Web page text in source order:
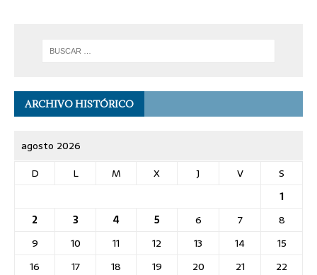
ARCHIVO HISTÓRICO
agosto 2026
D
L M X J V
S
1
2
3 4 5 6 7
8
9
10 11 12 13 14
15
16
17 18 19 20 21
22